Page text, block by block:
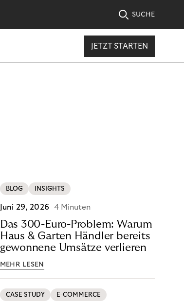
SUCHE
JETZT STARTEN
BLOG INSIGHTS
Juni 29, 2026 4 Minuten
Das 300-Euro-Problem: Warum
Haus & Garten Händler bereits
gewonnene Umsätze verlieren
MEHR LESEN
CASE STUDY E-COMMERCE